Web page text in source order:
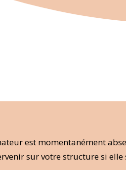
est momentanément
sur votre structure si